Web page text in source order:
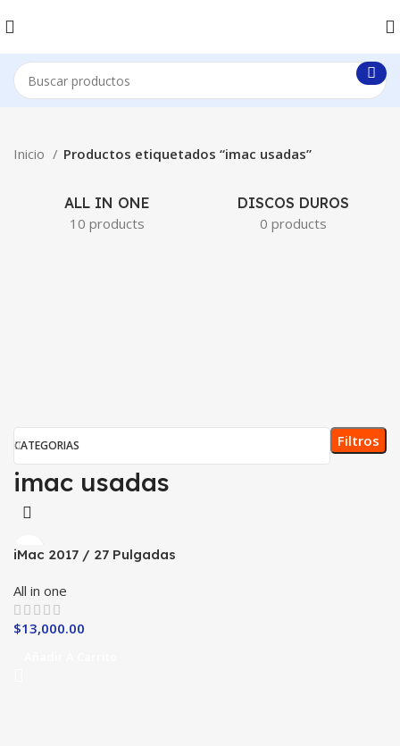
Inicio Productos etiquetados “imac usadas”
ALL IN ONE
10 products
DISCOS DUROS
0 products
CATEGORIAS Filtros
imac usadas
iMac 2017 / 27 Pulgadas
All in one
$13,000.00